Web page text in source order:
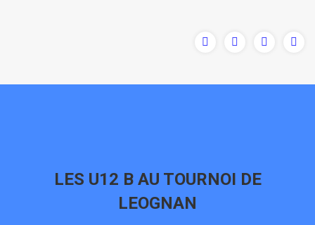
LES U12 B AU TOURNOI DE
LEOGNAN